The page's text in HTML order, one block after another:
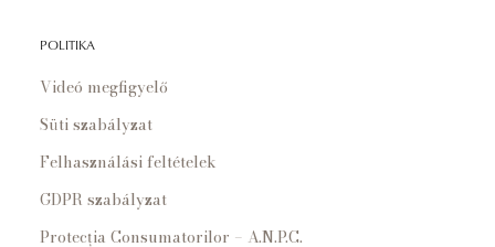
POLITIKA
Videó megfigyelő
Süti szabályzat
Felhasználási feltételek
GDPR szabályzat
Protecția Consumatorilor – A.N.P.C.